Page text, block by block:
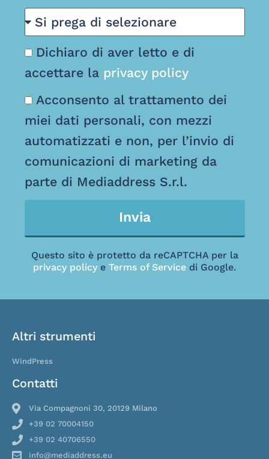
Dichiaro di aver letto e di
accettare la privacy policy
Acconsento al trattamento dei
miei dati personali, con mezzi
automatizzati e non, per l’invio di
comunicazioni di marketing da
parte di Mediaddress S.r.l.
Invia
Questo sito è protetto da reCAPTCHA per la
privacy policy e Terms of Service di Google.
Contatti
Via Compagnoni 30, 20129 Milano
+39 02 70004150
+39 02 40706550
info@mediaddress.eu
Altri strumenti
WindPress